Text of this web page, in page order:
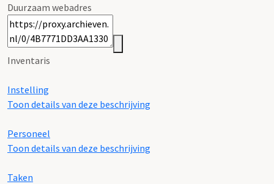
Duurzaam webadres
Inventaris
Instelling
Toon details van deze beschrijving
Personeel
Toon details van deze beschrijving
Taken